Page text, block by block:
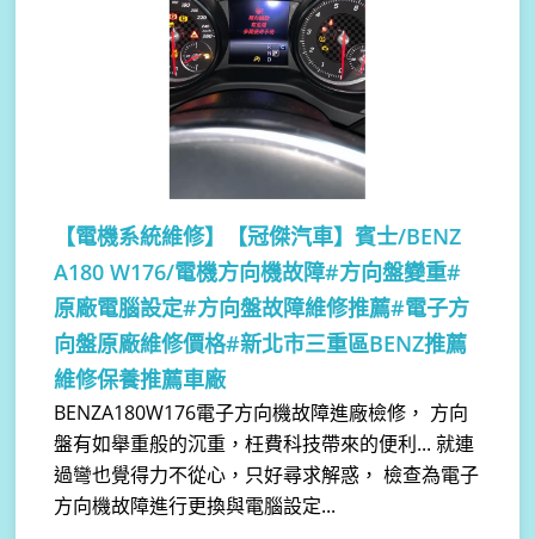
【電機系統維修】
【冠傑汽車】賓士/BENZ
A180 W176/電機方向機故障#方向盤變重#
原廠電腦設定#方向盤故障維修推薦#電子方
向盤原廠維修價格#新北市三重區BENZ推薦
維修保養推薦車廠
BENZA180W176電子方向機故障進廠檢修， 方向
盤有如舉重般的沉重，枉費科技帶來的便利... 就連
過彎也覺得力不從心，只好尋求解惑， 檢查為電子
方向機故障進行更換與電腦設定...